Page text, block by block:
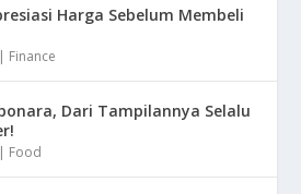
Harga Sebelum Membeli
| Finance
Dari Tampilannya Selalu
| Food